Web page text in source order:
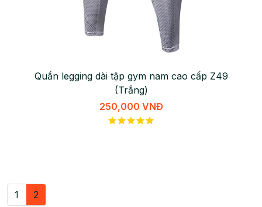
Quần legging dài tập gym nam cao cấp Z49
(Trắng)
250,000 VNĐ
1 2